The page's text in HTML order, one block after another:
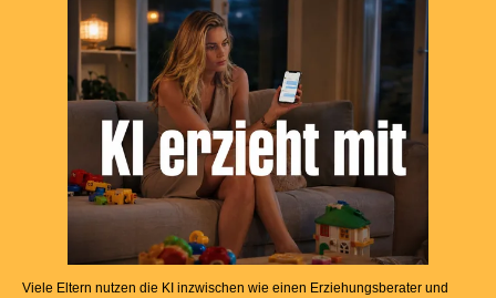
Viele Eltern nutzen die KI inzwischen wie einen Erziehungsberater und